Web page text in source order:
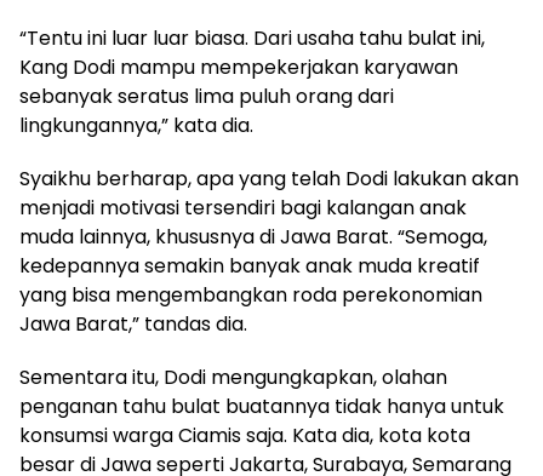
“Tentu ini luar luar biasa. Dari usaha tahu bulat ini,
Kang Dodi mampu mempekerjakan karyawan
sebanyak seratus lima puluh orang dari
lingkungannya,” kata dia.
Syaikhu berharap, apa yang telah Dodi lakukan akan
menjadi motivasi tersendiri bagi kalangan anak
muda lainnya, khususnya di Jawa Barat. “Semoga,
kedepannya semakin banyak anak muda kreatif
yang bisa mengembangkan roda perekonomian
Jawa Barat,” tandas dia.
Sementara itu, Dodi mengungkapkan, olahan
penganan tahu bulat buatannya tidak hanya untuk
konsumsi warga Ciamis saja. Kata dia, kota kota
besar di Jawa seperti Jakarta, Surabaya, Semarang